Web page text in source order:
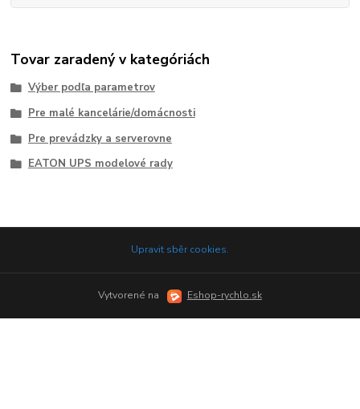
Tovar zaradený v kategóriách
Výber podľa parametrov
Pre malé kancelárie/domácnosti
Pre prevádzky a serverovne
EATON UPS modelové rady
Upravit sběr cookies.
Vytvorené na Eshop-rychlo.sk